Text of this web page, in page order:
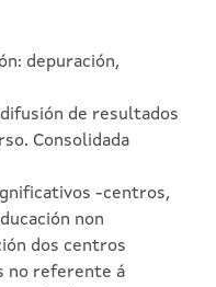
depuración,
de resultados
Consolidada
-centros,
non
dos centros
no referente á